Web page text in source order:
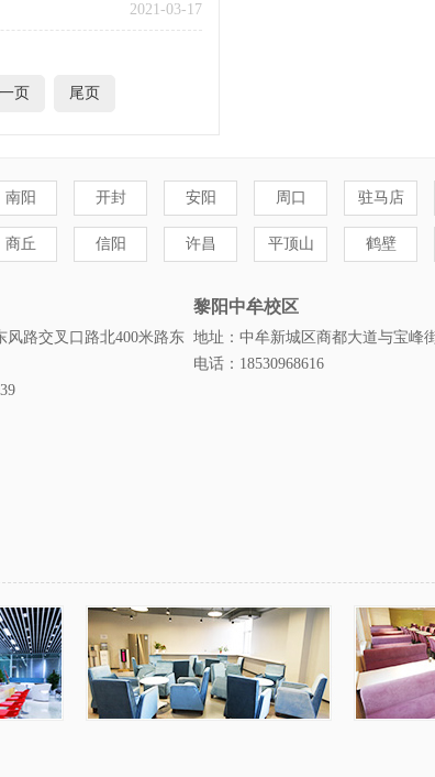
2021-03-17
页 尾页
南阳 开封 安阳 周口 驻马店
商丘 信阳 许昌 平顶山 鹤壁
路交叉口路北400米路东
黎阳中牟校区
地址：中牟新城区商都大道与宝峰
电话：18530968616